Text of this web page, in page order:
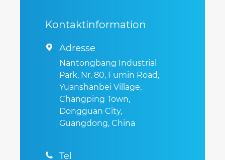
Kontaktinformation
 Adresse
Nantongbang Industrial
Park, Nr. 80, Fumin Road,
Yuanshanbei Village,
Changping Town,
Dongguan City,
Guangdong, China
 Tel